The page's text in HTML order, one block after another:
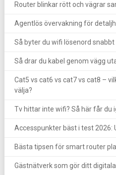
Router blinkar rött och vägrar
Agentlös övervakning för
Så byter du wifi lösenord
Så drar du kabel genom vägg
Cat5 vs cat6 vs cat7 vs cat8 –
välja?
Tv hittar inte wifi? Så här får du
Accesspunkter bäst i test 2026:
Bästa tipsen för smart router
Gästnätverk som gör ditt